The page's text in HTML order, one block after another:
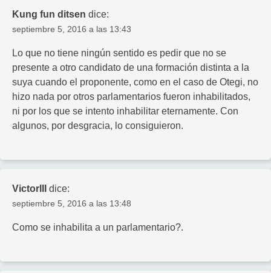
Kung fun ditsen dice:
septiembre 5, 2016 a las 13:43
Lo que no tiene ningún sentido es pedir que no se
presente a otro candidato de una formación distinta a la
suya cuando el proponente, como en el caso de Otegi, no
hizo nada por otros parlamentarios fueron inhabilitados,
ni por los que se intento inhabilitar eternamente. Con
algunos, por desgracia, lo consiguieron.
VictorIII dice:
septiembre 5, 2016 a las 13:48
Como se inhabilita a un parlamentario?.